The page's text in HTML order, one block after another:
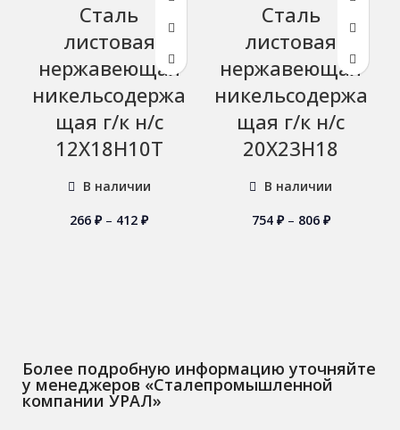
Сталь
листовая
нержавеющая
никельсодержа
щая г/к н/с
12Х18Н10Т
В наличии
266 ₽ – 412 ₽
Сталь
листовая
нержавеющая
никельсодержа
щая г/к н/с
20Х23Н18
В наличии
754 ₽ – 806 ₽
Более подробную информацию уточняйте
у менеджеров «Сталепромышленной
компании УРАЛ»